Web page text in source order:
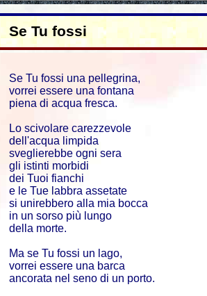
Se Tu fossi
Se Tu fossi una pellegrina,
vorrei essere una fontana
piena di acqua fresca.
Lo scivolare carezzevole
dell'acqua limpida
sveglierebbe ogni sera
gli istinti morbidi
dei Tuoi fianchi
e le Tue labbra assetate
si unirebbero alla mia bocca
in un sorso più lungo
della morte.
Ma se Tu fossi un lago,
vorrei essere una barca
ancorata nel seno di un porto.